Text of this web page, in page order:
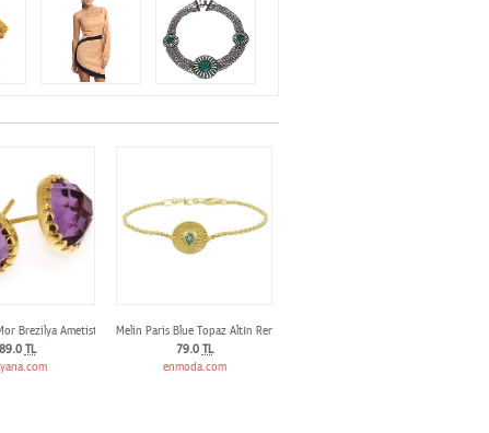
Brezilya Ametisti Küpe
89.0 TL
Melin Paris Blue Topaz Altın Rengi Bileklik
79.0 TL
enmoda.com